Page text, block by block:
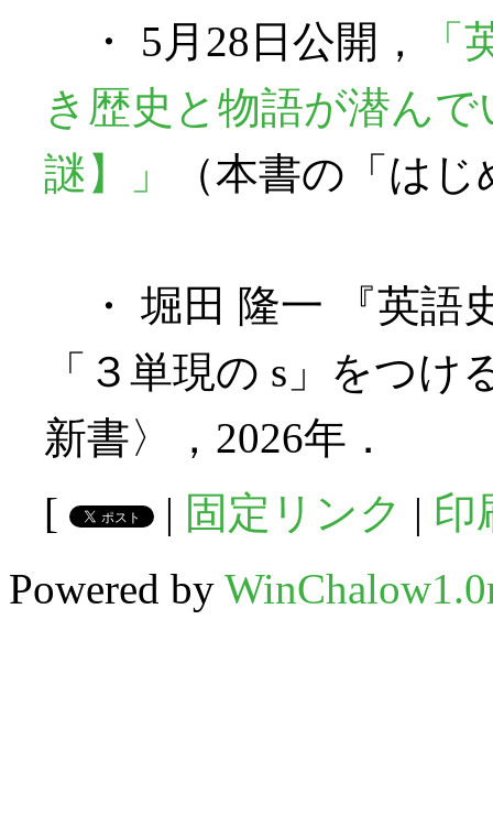
・ 5月28日公開，
き歴史と物語が潜ん
謎】」
（本書の「は
・ 堀田 隆一 『英語
「３単現の s」をつ
新書〉，2026年．
[
| 固定リンク | 印
Powered by